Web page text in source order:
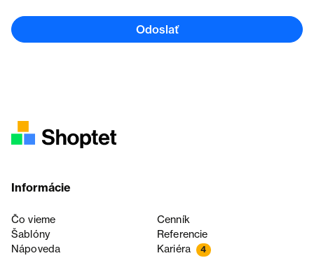
Odoslať
Informácie
Čo vieme
Cenník
Šablóny
Referencie
Nápoveda
Kariéra 4